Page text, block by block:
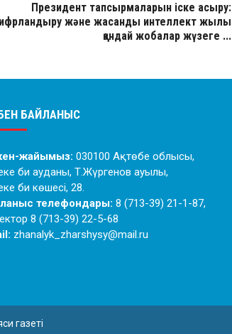
Президент тапсырмаларын іске асыру:
және жасанды интеллект жылы
қандай жобалар жүзеге ...
БАЙЛАНЫС
жайымыз: 030100 Ақтөбе облысы,
би ауданы, Т.Жүргенов ауылы,
би көшесі, 28.
телефондары: 8 (713-39) 21-1-87,
8 (713-39) 22-5-68
zhanalyk_zharshysy@mail.ru
газеті